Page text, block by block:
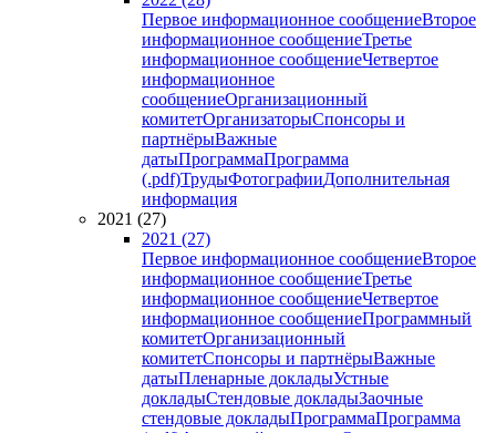
Первое информационное сообщениеВторое
информационное сообщениеТретье
информационное сообщениеЧетвертое
информационное
сообщениеОрганизационный
комитетОрганизаторыСпонсоры и
партнёрыВажные
датыПрограммаПрограмма
(.pdf)ТрудыФотографииДополнительная
информация
2021 (27)
2021 (27)
Первое информационное сообщениеВторое
информационное сообщениеТретье
информационное сообщениеЧетвертое
информационное сообщениеПрограммный
комитетОрганизационный
комитетСпонсоры и партнёрыВажные
датыПленарные докладыУстные
докладыСтендовые докладыЗаочные
стендовые докладыПрограммаПрограмма